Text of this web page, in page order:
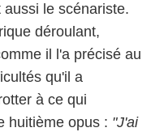
aussi le scénariste.
déroulant,
il l'a précisé au
qu'il a
à ce qui
huitième opus : "J'ai